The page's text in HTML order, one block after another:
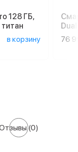
128 ГБ,
титан
в корзину
76
(0)